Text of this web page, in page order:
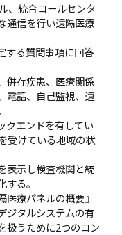
、統合コールセンタ
通信を行い遠隔医療
する質問事項に回答
併存疾患、医療関係
電話、自己監視、遠
クエンドを有してい
受けている地域の状
表示し検査機関と統
る。
医療パネルの概要』
ジタルシステムの有
扱うために2つのコン